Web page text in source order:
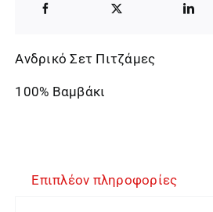
Ανδρικό Σετ Πιτζάμες
100% Βαμβάκι
Επιπλέον πληροφορίες